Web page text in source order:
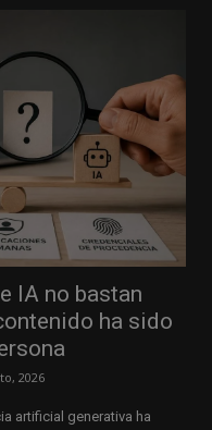
IA no bastan
ha sido
2026
artificial generativa ha